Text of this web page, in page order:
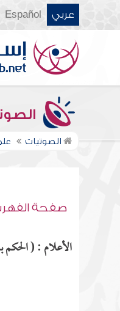
عربي Español
الصوتيات
صفحة
الأعلام : (